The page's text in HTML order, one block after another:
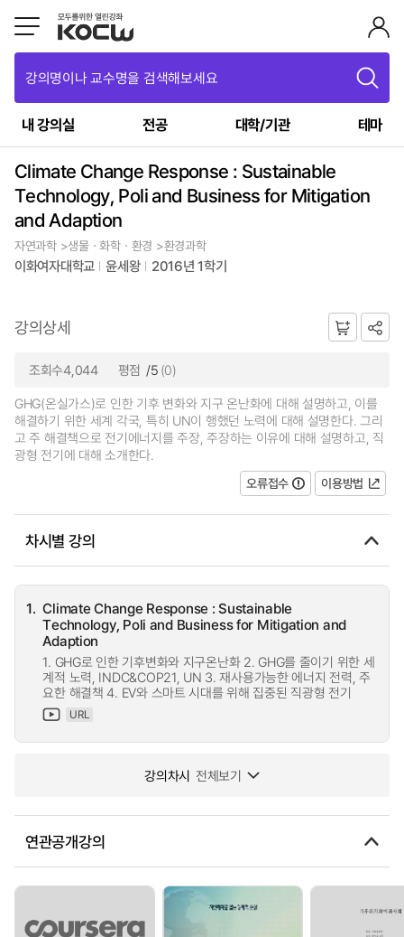
강의명이나 교수명을 검색해보세요
내 강의실 전공 대학/기관 테마
Climate Change Response : Sustainable
Technology, Poli and Business for Mitigation
and Adaption
자연과학 >생물ㆍ화학ㆍ환경 >환경과학
이화여자대학교 윤세왕 2016년 1학기
강의상세
조회수4,044 평점 /5 (0)
GHG(온실가스)로 인한 기후 변화와 지구 온난화에 대해 설명하고, 이를
해결하기 위한 세계 각국, 특히 UN이 행했던 노력에 대해 설명한다. 그리
고 주 해결책으로 전기에너지를 주장, 주장하는 이유에 대해 설명하고, 직
광형 전기에 대해 소개한다.
오류접수
이용방법
차시별 강의
1. Climate Change Response : Sustainable
Technology, Poli and Business for Mitigation and
Adaption
1. GHG로 인한 기후변화와 지구온난화 2. GHG를 줄이기 위한 세
계적 노력, INDC&COP21, UN 3. 재사용가능한 에너지 전력, 주
요한 해결책 4. EV와 스마트 시대를 위해 집중된 직광형 전기
URL
강의차시 전체보기
연관공개강의